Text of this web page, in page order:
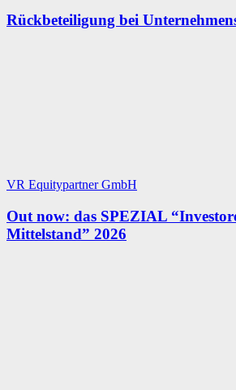
Rückbeteiligung bei
VR Equitypartner GmbH
Out now: das SPEZIAL
Mittelstand” 2026